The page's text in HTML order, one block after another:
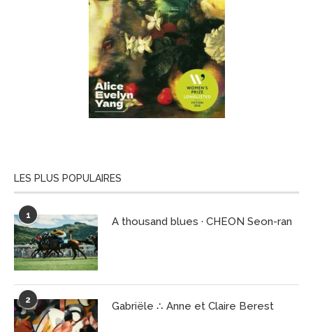
LES PLUS POPULAIRES
1 A thousand blues · CHEON Seon-ran
2 Gabriële ∴ Anne et Claire Berest